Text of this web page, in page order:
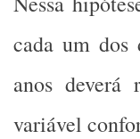
cada um dos
anos deverá
variável